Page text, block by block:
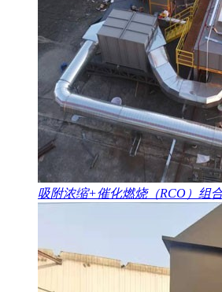
吸附浓缩+催化燃烧（RCO）组